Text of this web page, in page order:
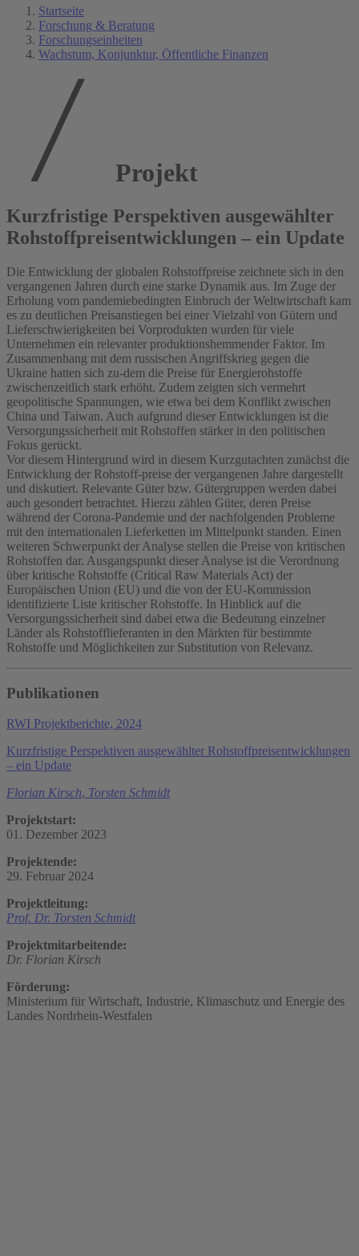
Startseite
Forschung & Beratung
Forschungseinheiten
Wachstum, Konjunktur, Öffentliche Finanzen
Projekt
Kurzfristige Perspektiven ausgewählter
Rohstoffpreisentwicklungen – ein Update
Die Entwicklung der globalen Rohstoffpreise zeichnete sich in den
vergangenen Jahren durch eine starke Dynamik aus. Im Zuge der
Erholung vom pandemiebedingten Einbruch der Weltwirtschaft kam
es zu deutlichen Preisanstiegen bei einer Vielzahl von Gütern und
Lieferschwierigkeiten bei Vorprodukten wurden für viele
Unternehmen ein relevanter produktionshemmender Faktor. Im
Zusammenhang mit dem russischen Angriffskrieg gegen die
Ukraine hatten sich zu-dem die Preise für Energierohstoffe
zwischenzeitlich stark erhöht. Zudem zeigten sich vermehrt
geopolitische Spannungen, wie etwa bei dem Konflikt zwischen
China und Taiwan. Auch aufgrund dieser Entwicklungen ist die
Versorgungssicherheit mit Rohstoffen stärker in den politischen
Fokus gerückt.
Vor diesem Hintergrund wird in diesem Kurzgutachten zunächst die
Entwicklung der Rohstoff-preise der vergangenen Jahre dargestellt
und diskutiert. Relevante Güter bzw. Gütergruppen werden dabei
auch gesondert betrachtet. Hierzu zählen Güter, deren Preise
während der Corona-Pandemie und der nachfolgenden Probleme
mit den internationalen Lieferketten im Mittelpunkt standen. Einen
weiteren Schwerpunkt der Analyse stellen die Preise von kritischen
Rohstoffen dar. Ausgangspunkt dieser Analyse ist die Verordnung
über kritische Rohstoffe (Critical Raw Materials Act) der
Europäischen Union (EU) und die von der EU-Kommission
identifizierte Liste kritischer Rohstoffe. In Hinblick auf die
Versorgungssicherheit sind dabei etwa die Bedeutung einzelner
Länder als Rohstofflieferanten in den Märkten für bestimmte
Rohstoffe und Möglichkeiten zur Substitution von Relevanz.
Publikationen
RWI Projektberichte, 2024
Kurzfristige Perspektiven ausgewählter Rohstoffpreisentwicklungen
– ein Update
Florian Kirsch, Torsten Schmidt
Projektstart:
01. Dezember 2023
Projektende:
29. Februar 2024
Projektleitung:
Prof. Dr. Torsten Schmidt
Projektmitarbeitende:
Dr. Florian Kirsch
Förderung:
Ministerium für Wirtschaft, Industrie, Klimaschutz und Energie des
Landes Nordrhein-Westfalen